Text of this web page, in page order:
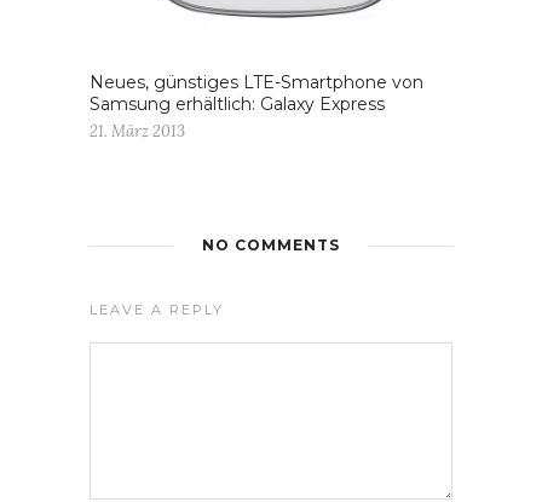
Neues, günstiges LTE-Smartphone von
Samsung erhältlich: Galaxy Express
21. März 2013
NO COMMENTS
LEAVE A REPLY